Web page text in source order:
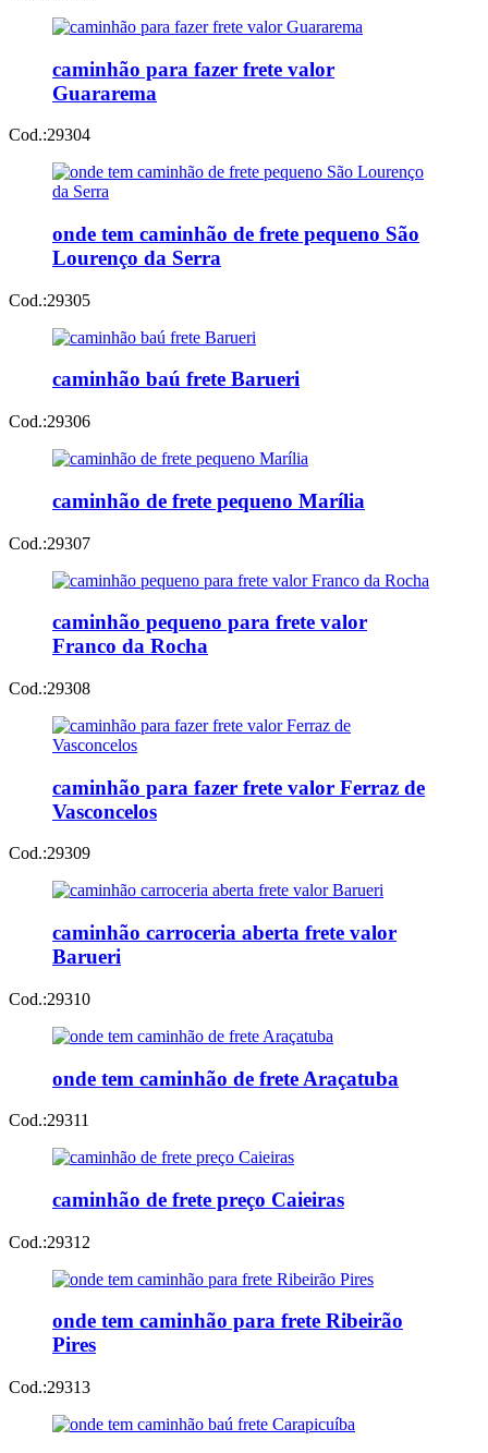
caminhão para fazer frete valor
Guararema
Cod.:29304
onde tem caminhão de frete pequeno São
Lourenço da Serra
Cod.:29305
caminhão baú frete Barueri
Cod.:29306
caminhão de frete pequeno Marília
Cod.:29307
caminhão pequeno para frete valor
Franco da Rocha
Cod.:29308
caminhão para fazer frete valor Ferraz de
Vasconcelos
Cod.:29309
caminhão carroceria aberta frete valor
Barueri
Cod.:29310
onde tem caminhão de frete Araçatuba
Cod.:29311
caminhão de frete preço Caieiras
Cod.:29312
onde tem caminhão para frete Ribeirão
Pires
Cod.:29313